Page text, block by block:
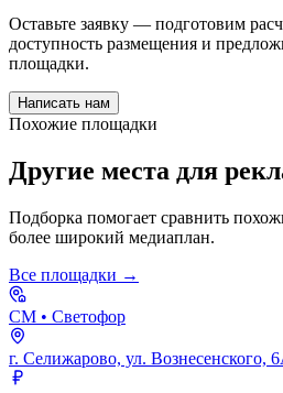
Оставьте заявку — подготовим
доступность размещения и
площадки.
Написать нам
Похожие площадки
Другие места для
Подборка помогает сравнить
более широкий медиаплан.
Все площадки →
СМ • Светофор
г. Селижарово, ул. Вознесенского,